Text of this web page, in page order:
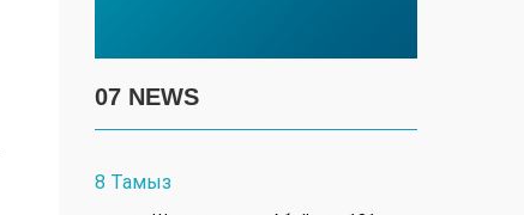
07 NEWS
8 Тамыз